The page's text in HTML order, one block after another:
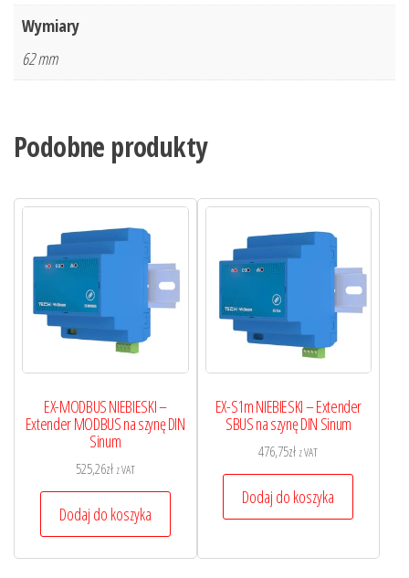
Wymiary
62 mm
Podobne produkty
EX-MODBUS NIEBIESKI –
Extender MODBUS na szynę DIN
Sinum
525,26zł z VAT
Dodaj do koszyka
EX-S1m NIEBIESKI – Extender
SBUS na szynę DIN Sinum
476,75zł z VAT
Dodaj do koszyka